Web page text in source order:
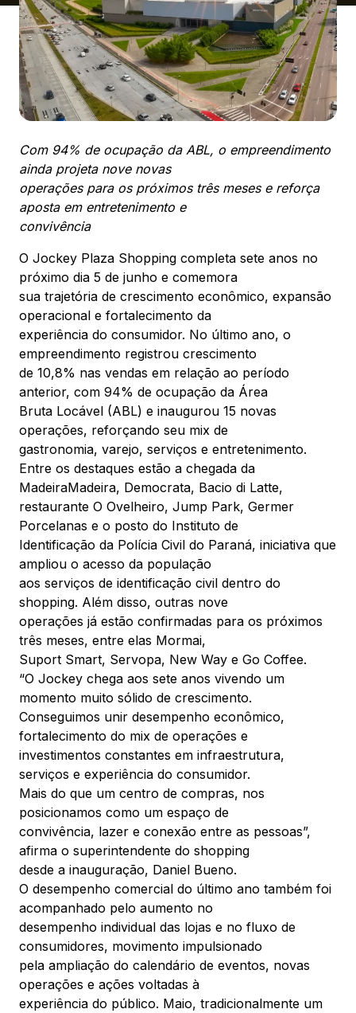
Ver local
Chamar Uber
CONTATO
(41) 3216-1600
WhatsApp
Comodidades Eventos
Mapa Virtual
Com 94% de ocupação da ABL, o empreendimento
ainda projeta nove novas
operações para os próximos três meses e reforça
aposta em entretenimento e
convivência
O Jockey Plaza Shopping completa sete anos no
próximo dia 5 de junho e comemora
sua trajetória de crescimento econômico, expansão
operacional e fortalecimento da
experiência do consumidor. No último ano, o
empreendimento registrou crescimento
de 10,8% nas vendas em relação ao período
anterior, com 94% de ocupação da Área
Bruta Locável (ABL) e inaugurou 15 novas
operações, reforçando seu mix de
gastronomia, varejo, serviços e entretenimento.
Entre os destaques estão a chegada da
MadeiraMadeira, Democrata, Bacio di Latte,
restaurante O Ovelheiro, Jump Park, Germer
Porcelanas e o posto do Instituto de
Identificação da Polícia Civil do Paraná, iniciativa que
ampliou o acesso da população
aos serviços de identificação civil dentro do
shopping. Além disso, outras nove
operações já estão confirmadas para os próximos
três meses, entre elas Mormai,
Suport Smart, Servopa, New Way e Go Coffee.
“O Jockey chega aos sete anos vivendo um
momento muito sólido de crescimento.
Conseguimos unir desempenho econômico,
fortalecimento do mix de operações e
investimentos constantes em infraestrutura,
serviços e experiência do consumidor.
Mais do que um centro de compras, nos
posicionamos como um espaço de
convivência, lazer e conexão entre as pessoas”,
afirma o superintendente do shopping
desde a inauguração, Daniel Bueno.
O desempenho comercial do último ano também foi
acompanhado pelo aumento no
desempenho individual das lojas e no fluxo de
consumidores, movimento impulsionado
pela ampliação do calendário de eventos, novas
operações e ações voltadas à
experiência do público. Maio, tradicionalmente um